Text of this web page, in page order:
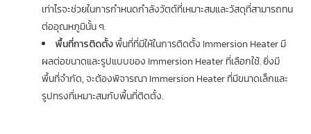
เท่าไรจะช่วยในการกำหนดกำลังวัตต์ที่เหมาะสมและวัสดุที่สามารถทน
ต่ออุณหภูมินั้น ๆ.
พื้นที่การติดตั้งพื้นที่ที่มีให้ในการติดตั้ง Immersion Heater มี
ผลต่อขนาดและรูปแบบของ Immersion Heater ที่เลือกใช้. ยิ่งมี
พื้นที่จำกัด, จะต้องพิจารณา Immersion Heater ที่มีขนาดเล็กและ
รูปทรงที่เหมาะสมกับพื้นที่ติดตั้ง.